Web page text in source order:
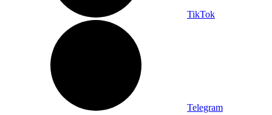
TikTok
Telegram